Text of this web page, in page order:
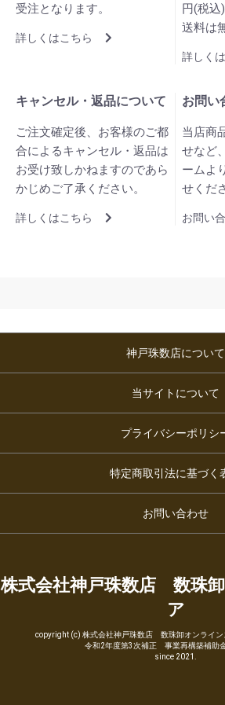
受注となります。
詳しくはこちら
円(税込
送料は
詳しく
キャンセル・返品について
ご注文確定後、お客様のご都
合によるキャンセル・返品は
お受け致しかねますのであら
かじめご了承ください。
詳しくはこちら
お問い
当店商
せなど
ームよ
せくだ
お問い
神戸珠数店について
当サイトについて
プライバシーポリシ
特定商取引法に基づく
お問い合わせ
株式会社神戸珠数店 数珠
ア
copyright (c) 株式会社神戸珠数店 数珠卸オンライン
令和2年度第3次補正 事業再構築補助
since 2021.